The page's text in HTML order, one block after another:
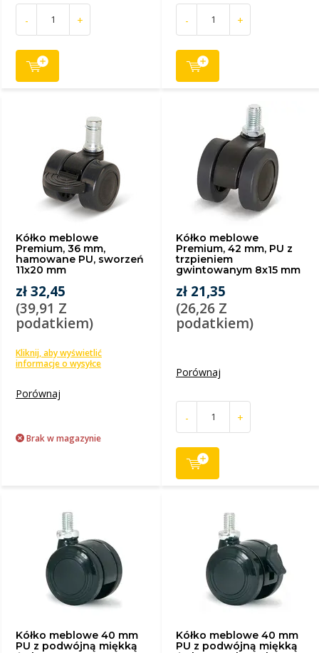
- + - +
Kółko meblowe
Premium, 36 mm,
hamowane PU, sworzeń
11x20 mm
zł 32,45
(39,91 Z
podatkiem)
Kliknij, aby wyświetlić
informacje o wysyłce
Porównaj
Brak w magazynie
Kółko meblowe
Premium, 42 mm, PU z
trzpieniem
gwintowanym 8x15 mm
zł 21,35
(26,26 Z
podatkiem)
Porównaj
- +
Kółko meblowe 40 mm
PU z podwójną miękką
Kółko meblowe 40 mm
PU z podwójną miękką